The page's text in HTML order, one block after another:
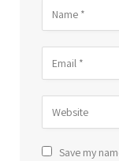
Save my